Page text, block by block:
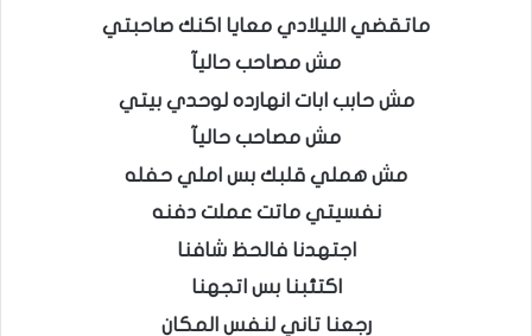
ماتقضي الليلادي معايا اكنك صاحبتي
مش مصاحب حاليآ
مش حابب ابات انهارده لوحدي بيتي
مش مصاحب حاليآ
مش هملي قلبك بس املي حفله
نفسيتي ماتت عملت دفنه
اجتهدنا فالحظ شافنا
اكتئبنا بس اتجهنا
رجعنا تاني لنفس المكان